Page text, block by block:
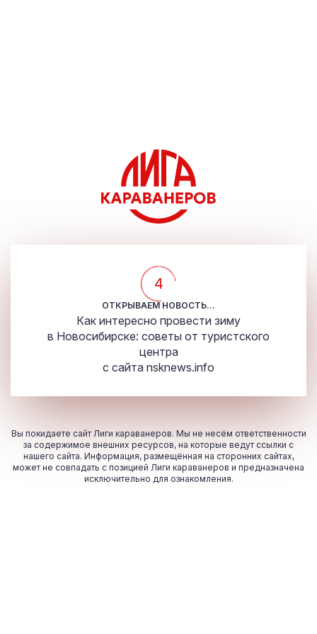
4
ОТКРЫВАЕМ НОВОСТЬ...
Как интересно провести зиму
в Новосибирске: советы от туристского
центра
с сайта nsknews.info
Вы покидаете сайт Лиги караванеров. Мы не несём ответственности
за содержимое внешних ресурсов, на которые ведут ссылки с
нашего сайта. Информация, размещённая на сторонних сайтах,
может не совпадать с позицией Лиги караванеров и предназначена
исключительно для ознакомления.